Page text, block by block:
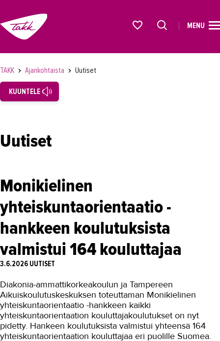
OPISKELIJAKSI
YRITYKSILLE
AJANKOHTAISTA
Uutiset
Loistoduuni
Asiakaslehti Sauma
Blogi
OMA TAKK
YHTEYSTIEDOT
IN ENGLISH
MENU
TAKK Ajankohtaista Uutiset
KUUNTELE
Uutiset
Monikielinen
yhteiskuntaorientaatio -
hankkeen koulutuksista
valmistui 164 kouluttajaa
3.6.2026 UUTISET
Diakonia-ammattikorkeakoulun ja Tampereen
Aikuiskoulutuskeskuksen toteuttaman Monikielinen
yhteiskuntaorientaatio -hankkeen kaikki
yhteiskuntaorientaation kouluttajakoulutukset on nyt
pidetty. Hankeen koulutuksista valmistui yhteensä 164
yhteiskuntaorientaation kouluttajaa eri puolille Suomea.